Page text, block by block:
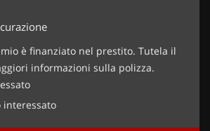
è finanziato nel prestito. Tutela il
informazioni sulla polizza.
interessato